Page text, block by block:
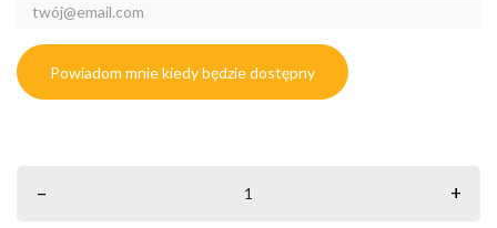
Powiadom mnie kiedy będzie dostępny
– +